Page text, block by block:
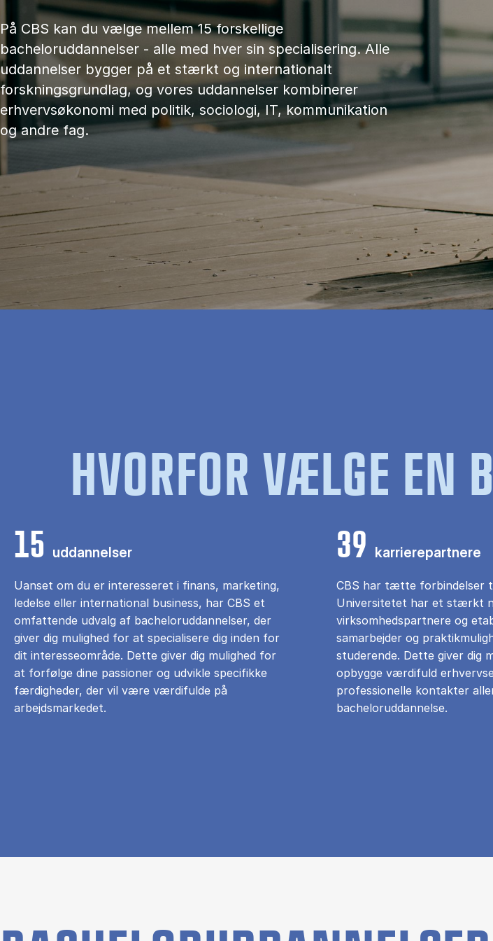
På CBS kan du vælge mellem 15 forskellige
bacheloruddannelser - alle med hver sin specialisering. Alle
uddannelser bygger på et stærkt og internationalt
forskningsgrundlag, og vores uddannelser kombinerer
erhvervsøkonomi med politik, sociologi, IT, kommunikation
og andre fag.
HVORFOR VÆLGE EN
15 uddannelser
Uanset om du er interesseret i finans, marketing,
ledelse eller international business, har CBS et
omfattende udvalg af bacheloruddannelser, der
giver dig mulighed for at specialisere dig inden for
dit interesseområde. Dette giver dig mulighed for
at forfølge dine passioner og udvikle specifikke
færdigheder, der vil være værdifulde på
arbejdsmarkedet.
39 karrierepartnere
CBS har tætte forbindelser
Universitetet har et stærkt
virksomhedspartnere og
samarbejder og
studerende. Dette giver dig
opbygge værdifuld
professionelle kontakter
bacheloruddannelse.